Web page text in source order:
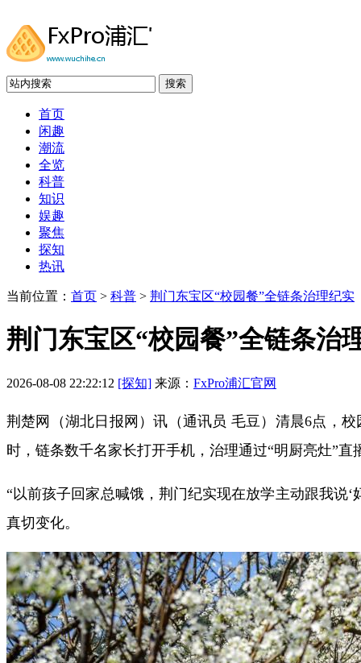
搜索
首页
闲趣
潮流
全览
科普
知识
娱趣
聚焦
探知
热讯
当前位置： 首页 > 科普 > 荆门东宝区“校园餐”全链条治理纪实
荆门东宝区“校园餐”全链条治
2026-08-08 22:22:12 [探知] 来源： FxPro浦汇官网
荆楚网（湖北日报网）讯（通讯员 毛豆）清晨6点，
时，链条数千名家长打开手机，治理通过“明厨亮灶”
“以前孩子回家总喊饿，荆门纪实现在放学主动跟我说
真切变化。